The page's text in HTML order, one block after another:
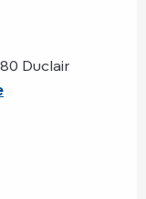
Duclair